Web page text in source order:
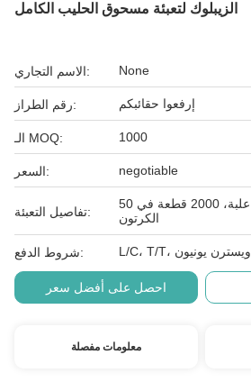
الزيبلوك لتعبئة مسحوق الحليب الكامل
الاسم التجاري: None
رقم الطراز: إرفعوا حقائبكم
الـ MOQ: 1000
السعر: negotiable
تفاصيل التعبئة:
50 أو 100 قطعة في كل علبة، 2000 قطعة في
الكرتون
شروط الدفع: L/C، T/T، ويسترن يونيون
احصل على أفضل سعر
معلومات مفصلة